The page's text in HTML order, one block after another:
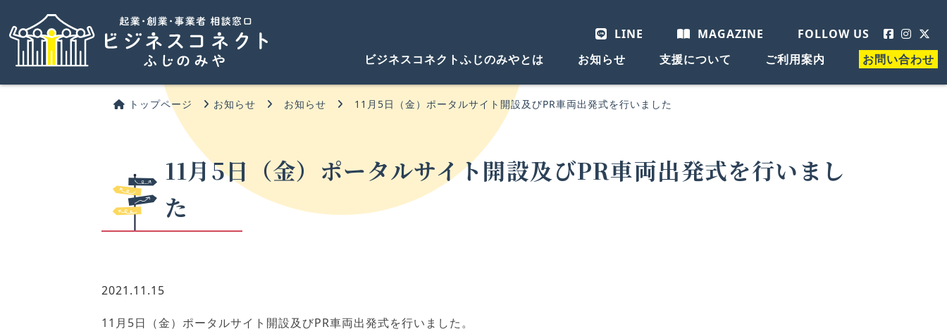
LINE MAGAZINE
FOLLOW US
ビジネスコネクトふじのみやとは
お知らせ 支援について ご利用案内 お問い合わせ
トップページ お知らせ お知らせ 11月5日（金）ポータルサイト開設及びPR車両出発式を行いました
11月5日（金）ポータルサイト開設及びPR車両出発式を行いまし
た
2021.11.15
11月5日（金）ポータルサイト開設及びPR車両出発式を行いました。